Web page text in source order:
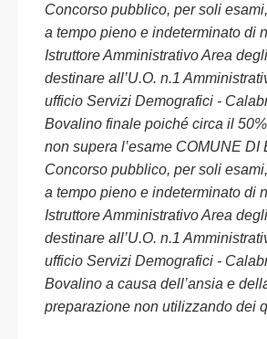
Concorso pubblico, per soli
a tempo pieno e indeterminato di
Istruttore Amministrativo Area
destinare all’U.O. n.1
ufficio Servizi Demografici -
Bovalino finale poiché circa il
non supera l’esame COMUNE DI
Concorso pubblico, per soli
a tempo pieno e indeterminato di
Istruttore Amministrativo Area
destinare all’U.O. n.1
ufficio Servizi Demografici -
Bovalino a causa dell’ansia e
preparazione non utilizzando dei